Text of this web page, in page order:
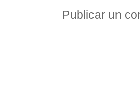
Publicar un